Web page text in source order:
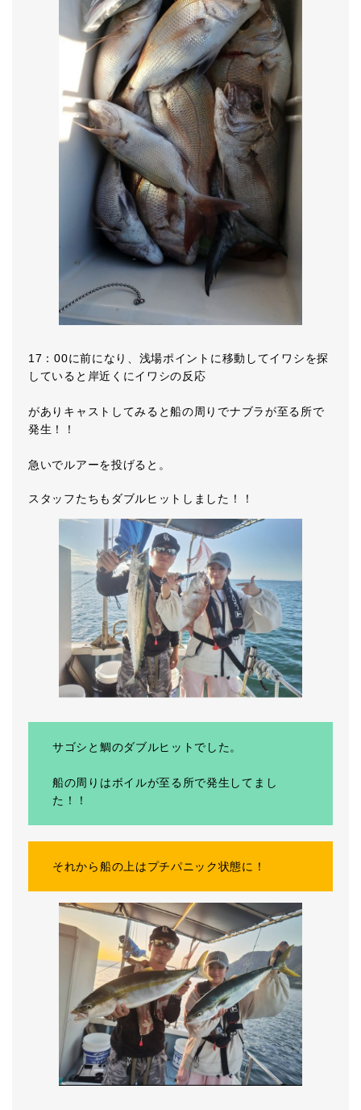
17：00に前になり、浅場ポイントに移動してイワシを探
していると岸近くにイワシの反応
がありキャストしてみると船の周りでナブラが至る所で
発生！！
急いでルアーを投げると。
スタッフたちもダブルヒットしました！！
サゴシと鯛のダブルヒットでした。
船の周りはボイルが至る所で発生してまし
た！！
それから船の上はプチパニック状態に！